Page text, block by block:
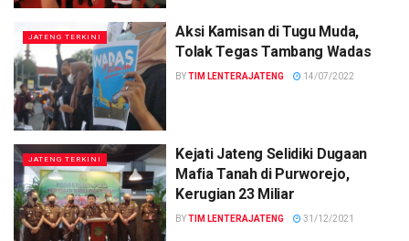
JATENG TERKINI
Aksi Kamisan di Tugu Muda,
Tolak Tegas Tambang Wadas
BYTIM LENTERAJATENG 14/07/2022
JATENG TERKINI
Kejati Jateng Selidiki Dugaan
Mafia Tanah di Purworejo,
Kerugian 23 Miliar
BYTIM LENTERAJATENG 31/12/2021